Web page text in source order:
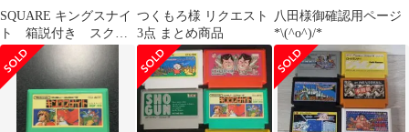
SQUARE キングスナイ
ト 箱説付き スクウ
ェアファミコンソフト
つくもろ様 リクエスト
3点 まとめ商品
八田様御確認用ページ
*\(^o^)/*